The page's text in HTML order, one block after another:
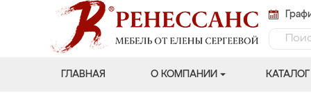
ГЛАВНАЯ О КОМПАНИИ КАТАЛОГ